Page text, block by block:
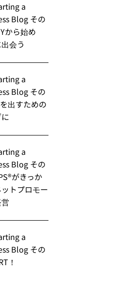
a
Blog その
から始め
会う
a
Blog その
出すための
a
Blog その
がきっか
トプロモー
a
Blog その
！